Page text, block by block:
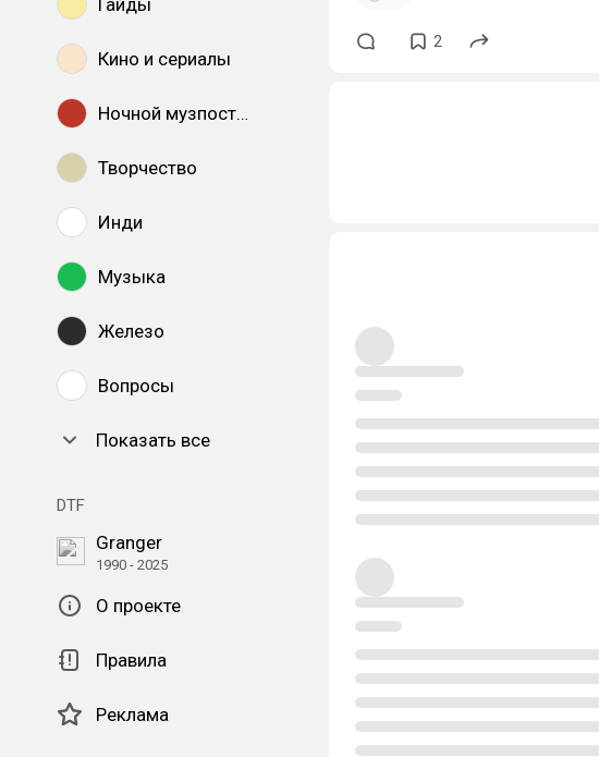
Гайды
Кино и сериалы
Ночной музпостинг
Творчество
Инди
Музыка
Железо
Вопросы
Показать все
DTF
Granger
1990 - 2025
О проекте
Правила
Реклама
2